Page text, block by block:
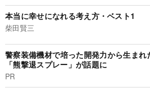
本当に幸せになれる考え方・ベスト1
柴田賢三
警察装備機材で培った開発力から生まれ
「熊撃退スプレー」が話題に
PR